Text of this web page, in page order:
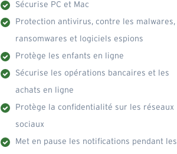
Sécurise PC et Mac
Protection antivirus, contre les malwares,
ransomwares et logiciels espions
Protège les enfants en ligne
Sécurise les opérations bancaires et les
achats en ligne
Protège la confidentialité sur les réseaux
sociaux
Met en pause les notifications pendant les